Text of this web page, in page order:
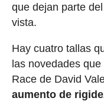
que dejan parte
vista.
Hay cuatro tallas
las novedades
Race de David
aumento de